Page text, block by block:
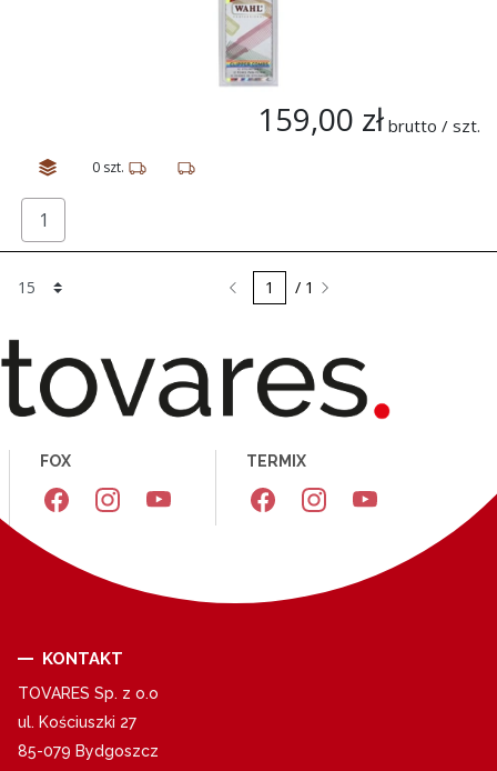
159,00 zł brutto / szt.
0 szt.
/ 1
FOX TERMIX
KONTAKT
TOVARES Sp. z o.o
ul. Kościuszki 27
85-079 Bydgoszcz